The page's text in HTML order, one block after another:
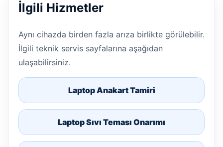
İlgili Hizmetler
Aynı cihazda birden fazla arıza birlikte görülebilir.
İlgili teknik servis sayfalarına aşağıdan
ulaşabilirsiniz.
Laptop Anakart Tamiri
Laptop Sıvı Teması Onarımı